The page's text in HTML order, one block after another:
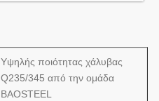
Υψηλής ποιότητας χάλυβας
Q235/345 από την ομάδα
BAOSTEEL